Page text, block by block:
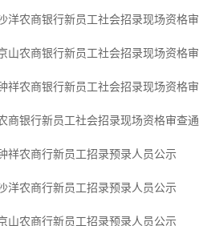
洋农商银行新员工社会招录现场资格
山农商银行新员工社会招录现场资格
祥农商银行新员工社会招录现场资格
商银行新员工社会招录现场资格审查
祥农商行新员工招录预录人员公示
洋农商行新员工招录预录人员公示
山农商行新员工招录预录人员公示